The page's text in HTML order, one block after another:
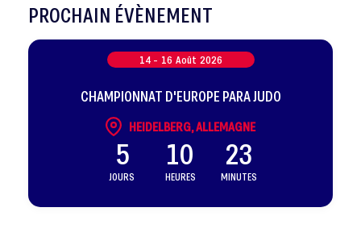
PROCHAIN ÉVÈNEMENT
14 - 16 Août 2026
CHAMPIONNAT D'EUROPE PARA JUDO
HEIDELBERG, ALLEMAGNE
5
JOURS
10
HEURES
23
MINUTES